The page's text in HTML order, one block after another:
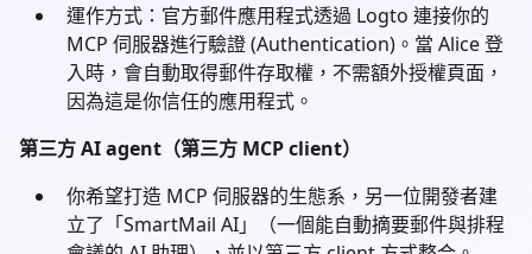
運作方式：官方郵件應用程式透過 Logto 連接你的
MCP 伺服器進行驗證 (Authentication)。當 Alice 登
入時，會自動取得郵件存取權，不需額外授權頁面，
因為這是你信任的應用程式。
第三方 AI agent（第三方 MCP client）
你希望打造 MCP 伺服器的生態系，另一位開發者建
立了「SmartMail AI」（一個能自動摘要郵件與排程